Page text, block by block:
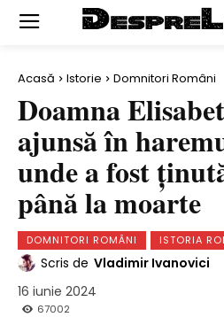
Acasă Istorie Domnitori Români
Doamna
ajunsă în
unde a fost
până la moarte
DOMNITORI ROMÂNI ISTORIA
Scris de Vladimir Ivanovici
16 iunie 2024
67002